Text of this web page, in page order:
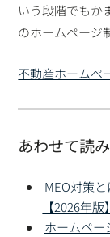
いう段階でもか
のホームページ
不動産ホームペ
あわせて読
MEO対策
【2026年版】
ホームペー